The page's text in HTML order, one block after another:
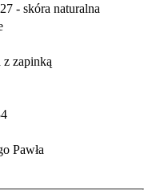
- skóra naturalna
z zapinką
Pawła